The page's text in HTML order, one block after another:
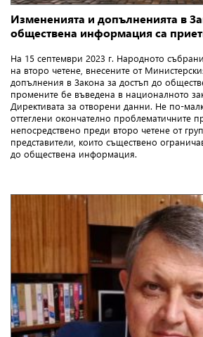
Измененията и допълненията в
обществена информация са
На 15 септември 2023 г. Народното
на второ четене, внесените от
допълнения в Закона за достъп до
промените бе въведена в националното
Директивата за отворени данни. Не по-
оттеглени окончателно проблематичните
непосредствено преди второ четене от
представители, които съществено
до обществена информация.